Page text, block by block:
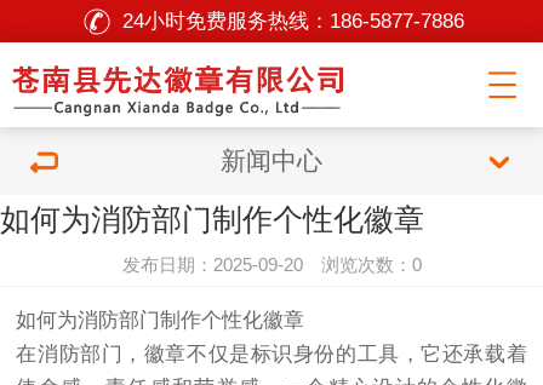
24小时免费服务热线： 186-5877-7886
新闻中心
如何为消防部门制作个性化徽章
发布日期：2025-09-20 浏览次数：0
如何为消防部门制作个性化徽章
在消防部门，徽章不仅是标识身份的工具，它还承载着